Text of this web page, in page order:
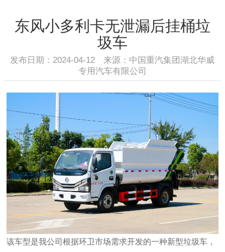
东风小多利卡无泄漏后挂桶垃
圾车
发布日期：2024-04-12 来源：中国重汽集团湖北华威
专用汽车有限公司
该车型是我公司根据环卫市场需求开发的一种新型垃圾车，